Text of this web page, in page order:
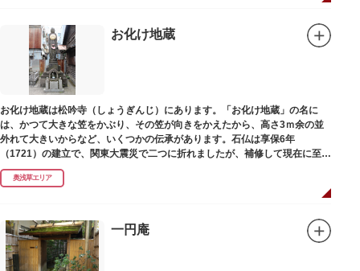
絵馬をつけ、色紙・福絵に御朱印をいただきながら巡拝しましょう。
江戸文化発祥の地といわれる浅草には、観音様の境内を中心として広く各所
に名所・旧跡があります。七福神をめぐる途中、これらの名跡も訪ねながら
江戸文化の面影を偲んでみてはいかがでしょうか。
御利益にあやかりながらの散策は、福徳と心の安らぎを与えてくれることで
しょう。
お化け地蔵
お化け地蔵は松吟寺（しょうぎんじ）にあります。「お化け地蔵」の名に
は、かつて大きな笠をかぶり、その笠が向きをかえたから、高さ3ｍ余の並
外れて大きいからなど、いくつかの伝承があります。石仏は享保6年
（1721）の建立で、関東大震災で二つに折れましたが、補修して現在に至っ
ています。常夜灯は、寛政2年（1790）に建てられました。
奥浅草エリア
一円庵